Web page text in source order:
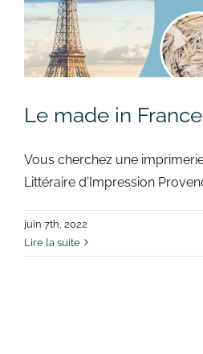
Le made in France
Vous cherchez une
Littéraire d'Impression
juin 7th, 2022
Lire la suite